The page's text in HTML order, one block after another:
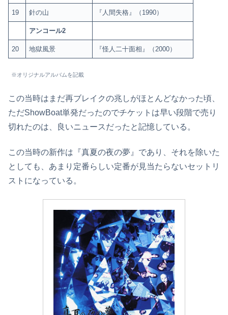
19 針の山 『人間失格』（1990）
アンコール2
20 地獄風景 『怪人二十面相』（2000）
※オリジナルアルバムを記載
この当時はまだ再ブレイクの兆しがほとんどなかった頃、
ただShowBoat単発だったのでチケットは早い段階で売り
切れたのは、良いニュースだったと記憶している。
この当時の新作は『真夏の夜の夢』であり、それを除いた
としても、あまり定番らしい定番が見当たらないセットリ
ストになっている。